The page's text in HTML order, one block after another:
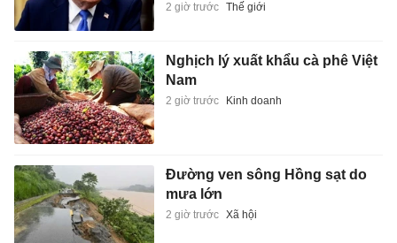
2 giờ trước Thế giới
Nghịch lý xuất khẩu cà phê Việt
Nam
2 giờ trước Kinh doanh
Đường ven sông Hồng sạt do
mưa lớn
2 giờ trước Xã hội